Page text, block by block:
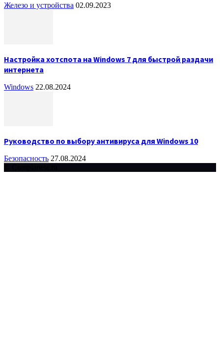
Железо и устройства 02.09.2023
Настройка хотспота на Windows 7 для быстрой раздачи
интернета
Windows 22.08.2024
Руководство по выбору антивируса для Windows 10
Безопасность 27.08.2024